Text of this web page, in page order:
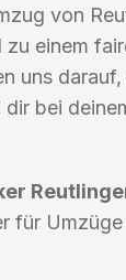
von
einem
uns
dir bei
für